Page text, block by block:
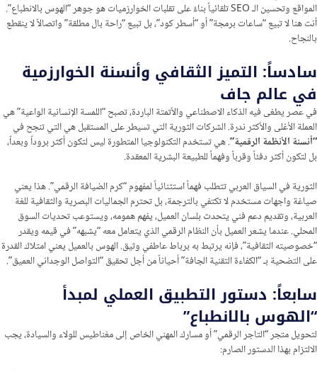
المواقع وتحسين الـ SEO تلقائياً بناءً على تقلبات الخوارزميات هو جوهر “الهوس بالانطباع”.
أنت هنا لا تبيع “ساعات برمجة” أو “أسطر كود”، بل تبيع “راحة بال مطلقة” واتصالاً لا ينقطع
بالنجاح.
سادساً: التميز الثقافي وأنسنة الخوارزمية
في عالم جاف
في عصر يطغى فيه الذكاء الاصطناعي والأتمتة الباردة، تصبح “اللمسة الإنسانية الواعية” هي
العملة الأغلى والأكثر ندرة. الشركات الثورية التي تسيطر على المستقبل هي التي تنجح في
“أنسنة الأنظمة الرقمية”. هي تستخدم التكنولوجيا المتطورة ليس لتكون أكثر بروداً وبعداً،
بل لتكون أكثر دفئاً وقرباً وفهماً للطبيعة البشرية المعقدة.
الثورية في السياق العربي تتطلب فهماً استثنائياً لمفهوم “كرم الضيافة الرقمي”. هذا يعني
صياغة واجهات مستخدم لا تكتفي بالترجمة، بل تحترم الجماليات البصرية والثقافية للغة
العربية، وتقديم دعم فني يتحدث بلسان العميل، يفهم همومه، ويستوعب تحديات السوق
المحلي. عندما يشعر العميل بأن النظام الرقمي الذي يتعامل معه “يشبهه” في قيمه ويقدر
“خصوصيته الثقافية”، فإنه يرتبط به برباط عاطفي وثيق. الهوس بالعميل يعني امتلاك القدرة
على التضحية بـ “الكفاءة التقنية الجافة” أحياناً من أجل تحقيق “التواصل الوجداني العميق”.
سابعاً: دستور التطبيق العملي لمبدأ
“الهوس بالانطباع”
لتحويل متجر “التاجر الرقمي” أو مسارك المهني الخاص إلى مغناطيس للولاء والسيادة، يجب
الالتزام بهذا الدستور الصارم: